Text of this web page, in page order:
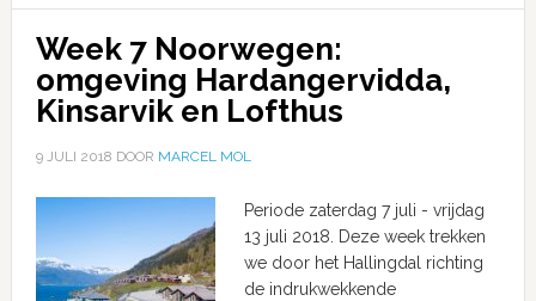
Week 7 Noorwegen:
omgeving Hardangervidda,
Kinsarvik en Lofthus
9 JULI 2018 DOOR MARCEL MOL
Periode zaterdag 7 juli - vrijdag
13 juli 2018. Deze week trekken
we door het Hallingdal richting
de indrukwekkende